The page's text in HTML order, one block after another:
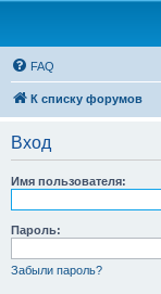
FAQ
К списку форумов
Вход
Имя пользователя:
Пароль:
Забыли пароль?